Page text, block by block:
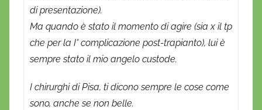
di presentazione).
Ma quando è stato il momento di agire (sia x il tp
che per la I° complicazione post-trapianto), lui è
sempre stato il mio angelo custode.
I chirurghi di Pisa, ti dicono sempre le cose come
sono, anche se non belle.